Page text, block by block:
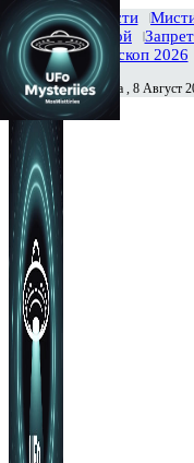
Главная Новости
Тайны вселенной
История
Гороскоп 2026
Сегодня Суббота , 8 Август